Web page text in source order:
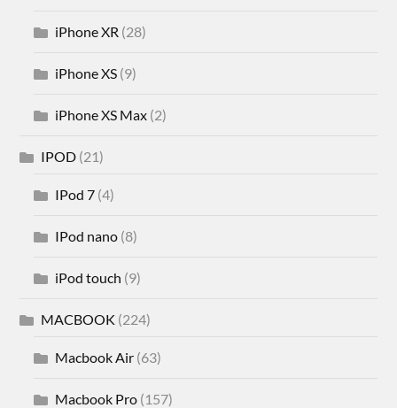
iPhone XR (28)
iPhone XS (9)
iPhone XS Max (2)
IPOD (21)
IPod 7 (4)
IPod nano (8)
iPod touch (9)
MACBOOK (224)
Macbook Air (63)
Macbook Pro (157)